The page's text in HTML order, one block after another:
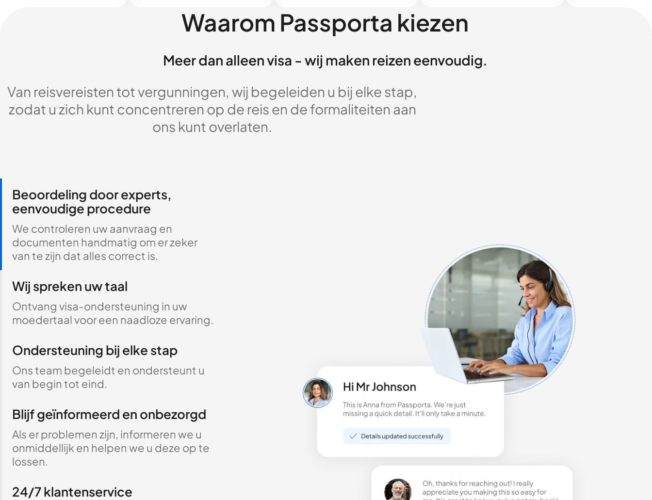
Waarom Passporta kiezen
Meer dan alleen visa - wij maken reizen eenvoudig.
Van reisvereisten tot vergunningen, wij begeleiden u bij elke stap,
zodat u zich kunt concentreren op de reis en de formaliteiten aan
ons kunt overlaten.
Beoordeling door experts,
eenvoudige procedure
We controleren uw aanvraag en
documenten handmatig om er zeker
van te zijn dat alles correct is.
Wij spreken uw taal
Ontvang visa-ondersteuning in uw
moedertaal voor een naadloze ervaring.
Ondersteuning bij elke stap
Ons team begeleidt en ondersteunt u
van begin tot eind.
Blijf geïnformeerd en onbezorgd
Als er problemen zijn, informeren we u
onmiddellijk en helpen we u deze op te
lossen.
24/7 klantenservice